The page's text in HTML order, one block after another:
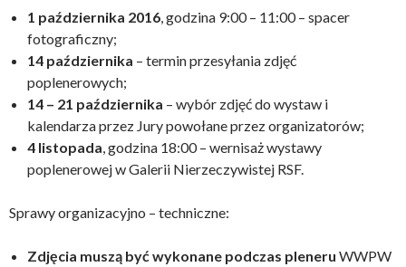
1 października 2016 , godzina 9:00 – 11:00 – spacer
fotograficzny;
14 października – termin przesyłania zdjęć
poplenerowych;
14 – 21 października – wybór zdjęć do wystaw i
kalendarza przez Jury powołane przez organizatorów;
4 listopada , godzina 18:00 – wernisaż wystawy
poplenerowej w Galerii Nierzeczywistej RSF.
Sprawy organizacyjno – techniczne:
Zdjęcia muszą być wykonane podczas pleneru WWPW